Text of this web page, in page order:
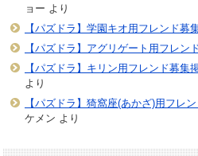
ョー より
【パズドラ】学園キオ用フレンド募
【パズドラ】アグリゲート用フレン
【パズドラ】キリン用フレンド募集
より
【パズドラ】猗窩座(あかざ)用フレ
ケメン より